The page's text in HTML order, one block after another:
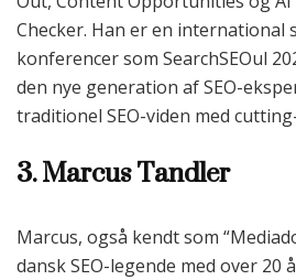
Checker. Han er en international
konferencer som SearchSEOul
den nye generation af SEO-
traditionel SEO-viden med
3. Marcus Tandler
Marcus, også kendt som
dansk SEO-legende med over 20